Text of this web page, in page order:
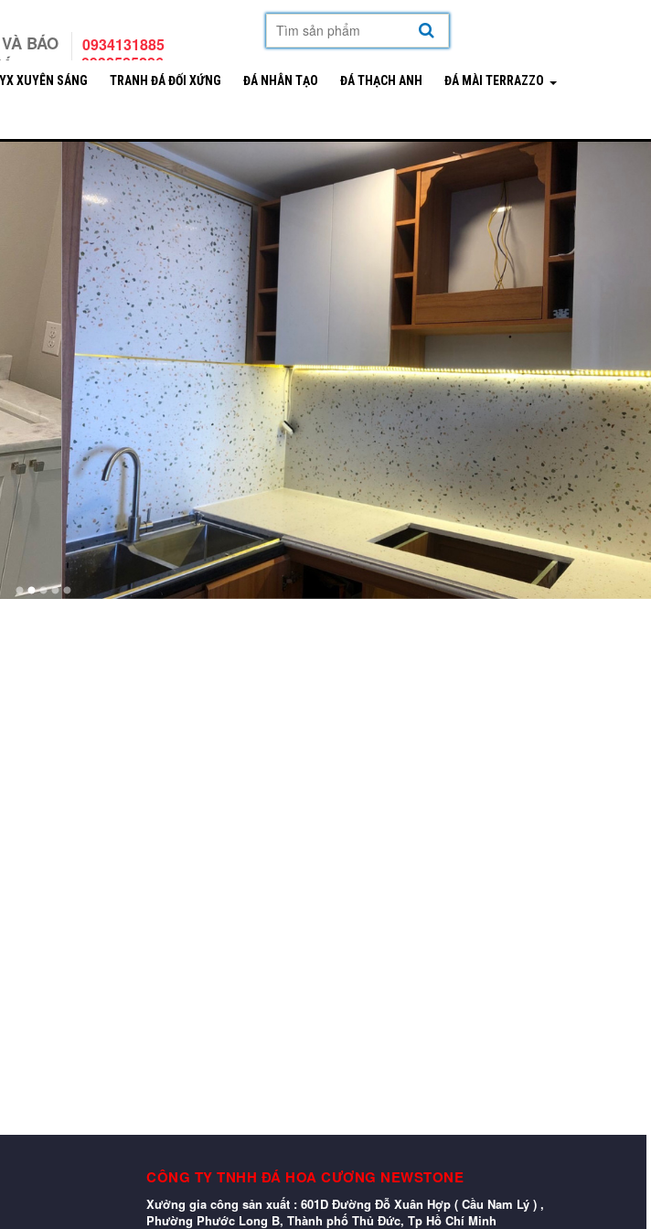
BÁO
0934131885
0932585286
XUYÊN SÁNG TRANH ĐÁ ĐỐI XỨNG ĐÁ NHÂN TẠO ĐÁ THẠCH ANH ĐÁ MÀI TERRAZZO
CÔNG TY TNHH ĐÁ HOA CƯƠNG NEWSTONE
Xưởng gia công sản xuất : 601D Đường Đỗ Xuân Hợp ( Cầu Nam Lý ) ,
Phường Phước Long B, Thành phố Thủ Đức, Tp Hồ Chí Minh